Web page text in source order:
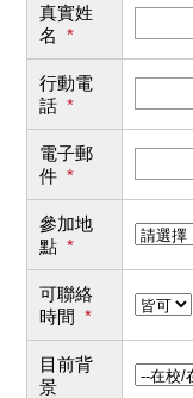
真實姓
名 *
行動電
話 *
電子郵
件 *
參加地
點 *
可聯絡
時間 *
目前背
景